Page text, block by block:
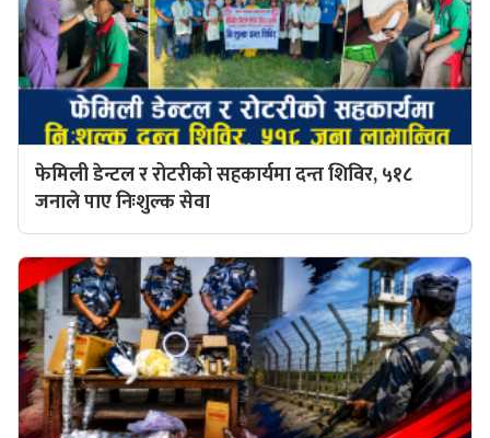
फेमिली डेन्टल र रोटरीको सहकार्यमा दन्त शिविर, ५१८
जनाले पाए निःशुल्क सेवा